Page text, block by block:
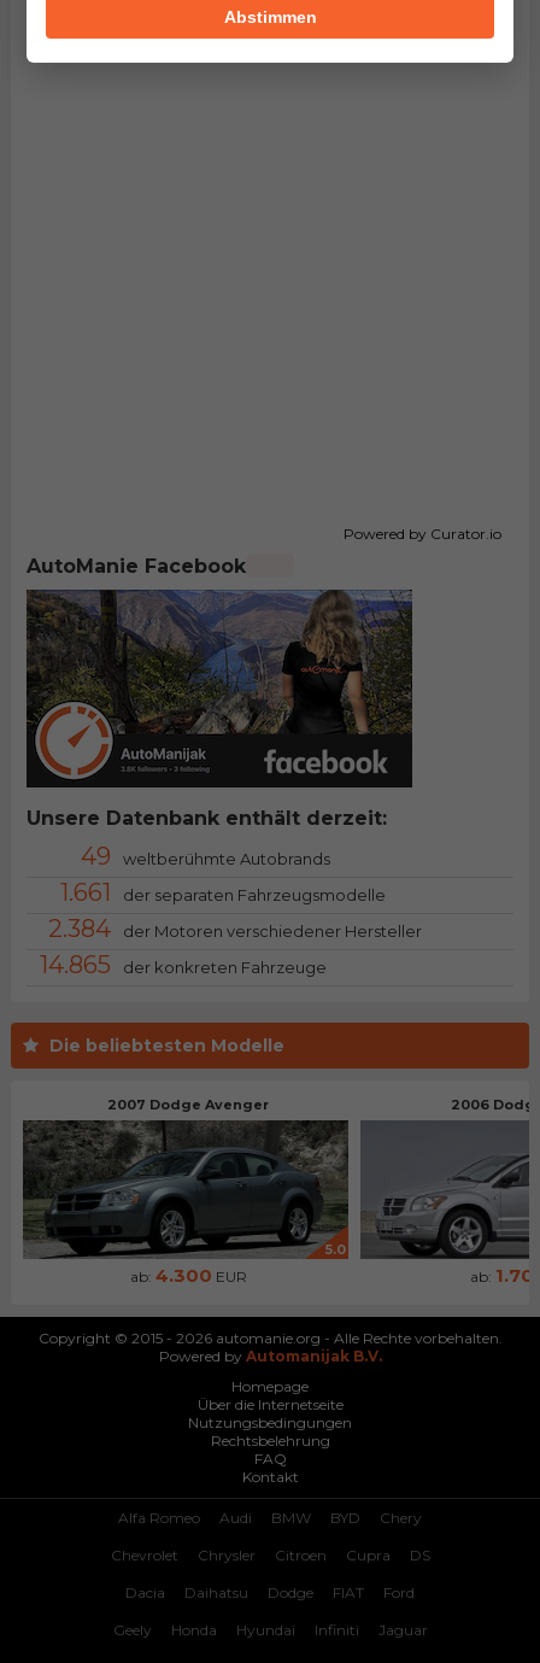
Die beliebtesten Modelle
2007 Dodge Avenger
5.0
ab: 4.300 EUR
2006
ab:
Powered by Curator.io
AutoManie Facebook
Unsere Datenbank enthält derzeit:
49 weltberühmte Autobrands
1.661 der separaten Fahrzeugsmodelle
2.384 der Motoren verschiedener Hersteller
14.865 der konkreten Fahrzeuge
Copyright © 2015 - 2026 automanie.org - Alle Rechte vorbehalten.
Powered by Automanijak B.V.
Homepage
Über die Internetseite
Nutzungsbedingungen
Rechtsbelehrung
FAQ
Kontakt
Alfa Romeo Audi BMW BYD Chery
Chevrolet Chrysler Citroen Cupra DS
Dacia Daihatsu Dodge FIAT Ford
Geely Honda Hyundai Infiniti Jaguar
Abstimmen